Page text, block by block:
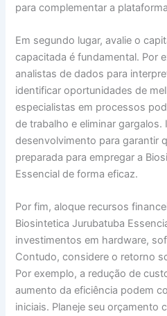
para complementar a
Em segundo lugar, avalie o
capacitada é fundamental. Por
analistas de dados para
identificar oportunidades de
especialistas em processos
de trabalho e eliminar
desenvolvimento para garantir
preparada para empregar a
Essencial de forma eficaz.
Por fim, aloque recursos
Biosintetica Jurubatuba
investimentos em hardware,
Contudo, considere o retorno
Por exemplo, a redução de
aumento da eficiência podem
iniciais. Planeje seu orçamento